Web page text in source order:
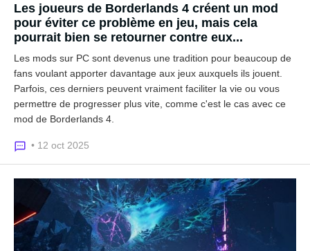
Les joueurs de Borderlands 4 créent un mod
pour éviter ce problème en jeu, mais cela
pourrait bien se retourner contre eux...
Les mods sur PC sont devenus une tradition pour beaucoup de
fans voulant apporter davantage aux jeux auxquels ils jouent.
Parfois, ces derniers peuvent vraiment faciliter la vie ou vous
permettre de progresser plus vite, comme c'est le cas avec ce
mod de Borderlands 4.
• 12 oct 2025